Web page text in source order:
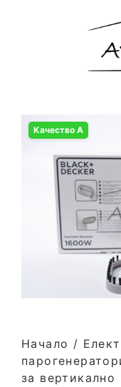
Качество А
Начало /
за вертикално